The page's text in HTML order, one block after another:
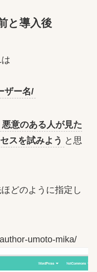
と導入後
ザー名/
悪意のある人が見た
スを試みよう と思
どのように指定し
umoto-mika/